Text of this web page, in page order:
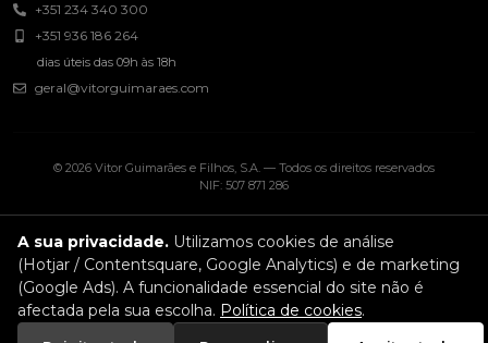
+351 234 340 300
+351 936 186 264
dias úteis das 09h às 18h
geral@vitorguimaraes.com
© 2026 Vitor Guimarães e Filhos, S.A. — Todos os direitos reservados
NIF: 507 871 286
A sua privacidade. Utilizamos cookies de análise
(Hotjar / Contentsquare, Google Analytics) e de marketing
(Google Ads). A funcionalidade essencial do site não é
afectada pela sua escolha. Política de cookies.